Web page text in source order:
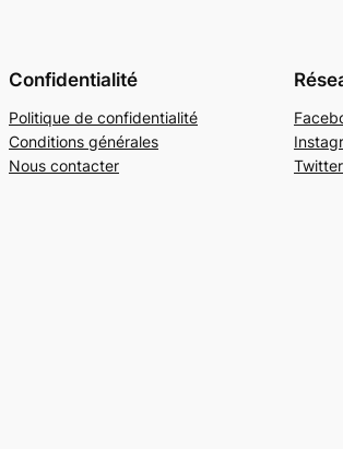
Confidentialité
Politique de confidentialité
Conditions générales
Nous contacter